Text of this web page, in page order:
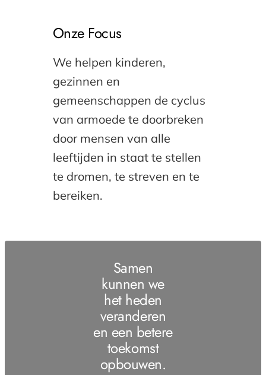
Onze Focus
We helpen kinderen,
gezinnen en
gemeenschappen de cyclus
van armoede te doorbreken
door mensen van alle
leeftijden in staat te stellen
te dromen, te streven en te
bereiken.
Samen
kunnen we
het heden
veranderen
en een betere
toekomst
opbouwen.